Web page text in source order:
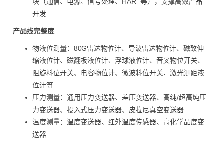
开发
产品线完整度:
物液位测量：80G雷达物位计、导波雷达物位计、磁致伸
缩液位计、磁翻板液位计、浮球液位计、音叉物位开关、
阻旋料位开关、电容物位计、微波料位开关、激光测距液
位计等
压力测量：通用压力变送器、差压变送器、高纯/超高纯压
力变送器、投入式压力变送器、皮拉尼真空变送器
温度测量：温度变送器、红外温度传感器、高化学品度变
送器